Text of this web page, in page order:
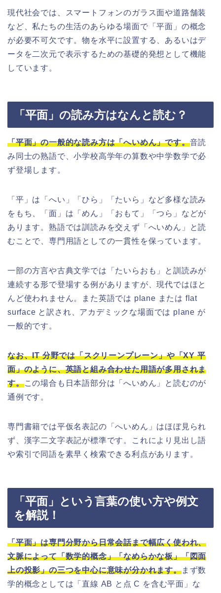
現代社会では、スマートフォンのガラス面や道路舗装
など、私たちの生活のあらゆる場面で「平面」の概念
が必要不可欠です。物を水平に設置する、あるいはデ
ータを二次元で表示するための基礎的発想として機能
しています。
「平面」の読み方はなんと読む？
「平面」の一般的な読み方は「へいめん」です。音読
み同士の熟語で、小学校高学年の算数や中学数学で必
ず登場します。
「平」は「へい」「ひら」「たいら」など多様な読み
をもち、「面」は「めん」「おもて」「つら」などが
あります。熟語では訓読みを交えず「へいめん」と読
むことで、専門用語としての一貫性を保っています。
一部の方言や古典文学では「たいらおも」と訓読みが
連続する形で登場する例がありますが、現代ではほと
んど使われません。また英語では plane または flat
surface と訳され、アカデミックな場面では plane が
一般的です。
なお、IT 分野では「スクリーンプレーン」や「XY 平
面」のように、英語と組み合わせた用語が多用されま
す。この場合も日本語部分は「へいめん」と読むのが
通例です。
専門書籍では平仮名表記の「へいめん」はほぼ見られ
ず、漢字二文字表記が標準です。これにより見出し語
や索引で同語を素早く検索できる利点があります。
「平面」という言葉の使い方や例文
を解説！
「平面」は専門分野から日常会話まで幅広く使われ、
文脈によって「数学的概念」「なめらかな板」「図面
上の投影」の三つを中心に意味が分かれます。まず数
学的概念としては「直線 AB と点 C を含む平面」な